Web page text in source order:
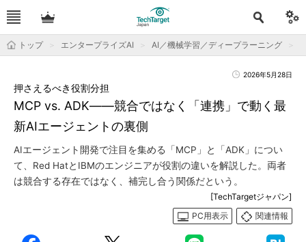
トップ エンタープライズAI AI／機械学習／ディープラーニング
2026年5月28日
MCP vs. ADK――競合ではなく「連携」で動く最
新AIエージェントの裏側
押さえるべき役割分担
AIエージェント開発で注目を集める「MCP」と「ADK」につい
て、Red HatとIBMのエンジニアが役割の違いを解説した。両者
は競合する存在ではなく、補完し合う関係だという。
[TechTargetジャパン]
PC用表示
関連情報